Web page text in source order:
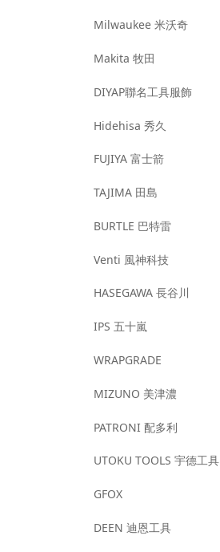
Milwaukee 米沃奇
Makita 牧田
DIYAP聯名工具服飾
Hidehisa 秀久
FUJIYA 富士箭
TAJIMA 田島
BURTLE 巴特雷
Venti 風神科技
HASEGAWA 長谷川
IPS 五十嵐
WRAPGRADE
MIZUNO 美津濃
PATRONI 配多利
UTOKU TOOLS 宇德工具
GFOX
DEEN 迪恩工具